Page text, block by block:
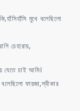
মুখে বলেছিলো
চেহারায়,
যেতে চাই আমি।
ফায়জা,স্বীকার